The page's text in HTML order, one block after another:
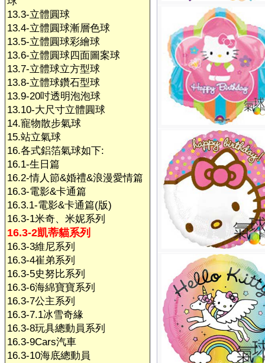
13.3-立體圓球
13.4-立體圓球漸層色球
13.5-立體圓球彩繪球
13.6-立體圓球四面圖案球
13.7-立體球立方型球
13.8-立體球鑽石型球
13.9-20吋透明泡泡球
13.10-大尺寸立體圓球
14.寵物散步氣球
15.站立氣球
16.各式鋁箔氣球如下:
16.1-生日篇
16.2-情人節&婚禮&浪漫愛情篇
16.3-電影&卡通篇
16.3.1-電影&卡通篇(版)
16.3-1米奇、米妮系列
16.3-2凱蒂貓系列
16.3-3維尼系列
16.3-4崔弟系列
16.3-5史努比系列
16.3-6海綿寶寶系列
16.3-7公主系列
16.3-7.1冰雪奇緣
16.3-8玩具總動員系列
16.3-9Cars汽車
16.3-10海底總動員